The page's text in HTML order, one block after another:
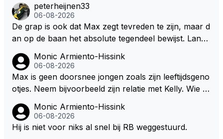
m/haar van zijn laatste zuurverdiende stuiver te ber
oven. De Staat heeft nooit ooit maar een stuiver in Z
andvoort willen investeren en dat zal ook nooit gebe
uren. Afdragen van BTW gelden en vergunningen bi
j dergelijke sportievefestiviteiten MOET je dan weer
wel afstaan, de parasiet.
peterheijnen33
06-08-2026
De grap is ook dat Max zegt tevreden te zijn, maar d
an op de baan het absolute tegendeel bewijst. Lando
dan eigenlijk niet echt zien. ;)
Monic Armiento-Hissink
06-08-2026
Max is geen doorsnee jongen zoals zijn leeftijdsgeno
otjes. Neem bijvoorbeeld zijn relatie met Kelly. Wie g
artjes ouder is en al een kleine heeft van een voorm
alig RB-lid op de leeftijd van 23 jaar? Hij doet dingen
Monic Armiento-Hissink
06-08-2026
Hij is niet voor niks al snel bij RB weggestuurd.